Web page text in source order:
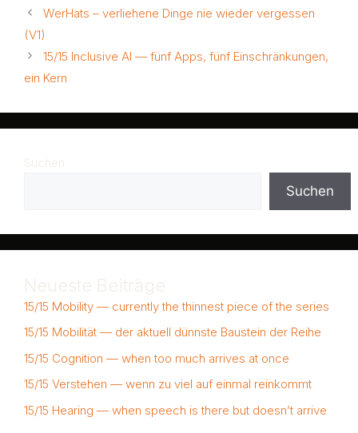
WerHats – verliehene Dinge nie wieder vergessen
(V1)
15/15 Inclusive AI — fünf Apps, fünf Einschränkungen,
ein Kern
Suchen
Suchen
Neueste Beiträge
15/15 Mobility — currently the thinnest piece of the series
15/15 Mobilität — der aktuell dünnste Baustein der Reihe
15/15 Cognition — when too much arrives at once
15/15 Verstehen — wenn zu viel auf einmal reinkommt
15/15 Hearing — when speech is there but doesn’t arrive